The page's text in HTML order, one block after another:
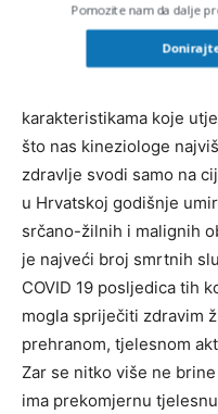
Zašto u dostupnim
priključenih na
karakteristikama koje
što nas kineziologe
zdravlje svodi samo na
u Hrvatskoj godišnje
srčano-žilnih i malignih
je najveći broj smrtnih
COVID 19 posljedica tih
mogla spriječiti zdravim
prehranom, tjelesnom
Zar se nitko više ne
ima prekomjernu
Pomozite nam da dalje